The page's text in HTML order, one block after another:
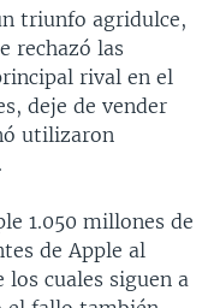
triunfo agridulce,
rechazó las
rival en el
deje de vender
utilizaron
1.050 millones de
de Apple al
cuales siguen a